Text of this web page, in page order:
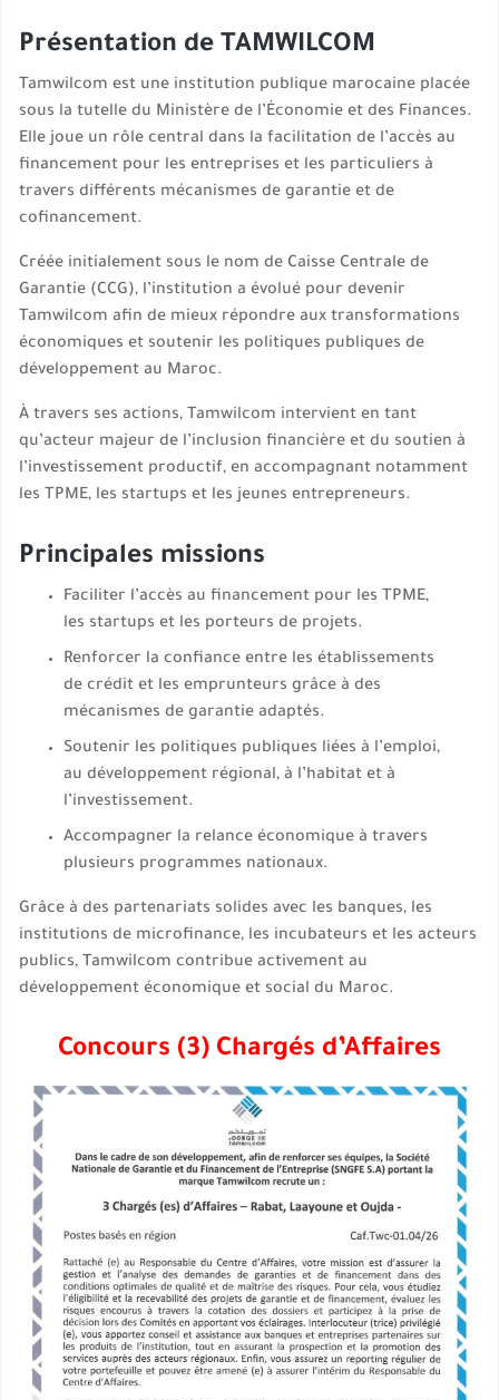
Présentation de TAMWILCOM
Tamwilcom est une institution publique marocaine placée
sous la tutelle du Ministère de l’Économie et des Finances.
Elle joue un rôle central dans la facilitation de l’accès au
financement pour les entreprises et les particuliers à
travers différents mécanismes de garantie et de
cofinancement.
Créée initialement sous le nom de Caisse Centrale de
Garantie (CCG), l’institution a évolué pour devenir
Tamwilcom afin de mieux répondre aux transformations
économiques et soutenir les politiques publiques de
développement au Maroc.
À travers ses actions, Tamwilcom intervient en tant
qu’acteur majeur de l’inclusion financière et du soutien à
l’investissement productif, en accompagnant notamment
les TPME, les startups et les jeunes entrepreneurs.
Principales missions
Faciliter l’accès au financement pour les TPME,
les startups et les porteurs de projets.
Renforcer la confiance entre les établissements
de crédit et les emprunteurs grâce à des
mécanismes de garantie adaptés.
Soutenir les politiques publiques liées à l’emploi,
au développement régional, à l’habitat et à
l’investissement.
Accompagner la relance économique à travers
plusieurs programmes nationaux.
Grâce à des partenariats solides avec les banques, les
institutions de microfinance, les incubateurs et les acteurs
publics, Tamwilcom contribue activement au
développement économique et social du Maroc.
Concours (3) Chargés d’Affaires